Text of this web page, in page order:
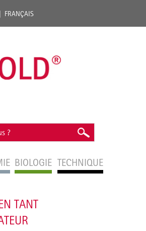
FRANÇAIS
BIOLOGIE TECHNIQUE
TANT